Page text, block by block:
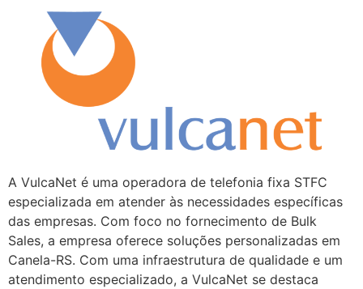
A VulcaNet é uma operadora de telefonia fixa STFC
especializada em atender às necessidades específicas
das empresas. Com foco no fornecimento de Bulk
Sales, a empresa oferece soluções personalizadas em
Canela-RS. Com uma infraestrutura de qualidade e um
atendimento especializado, a VulcaNet se destaca